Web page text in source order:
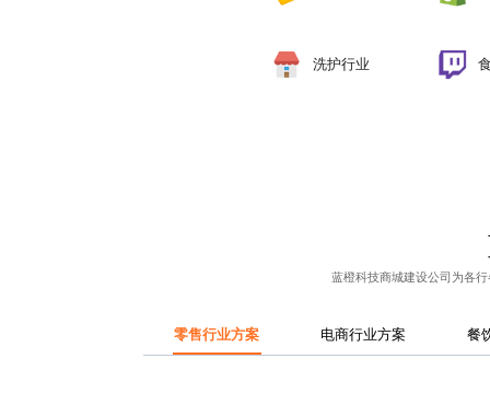
洗护行业
蓝橙科技商城建设公司 为各
零售行业方案 电商行业方案 餐